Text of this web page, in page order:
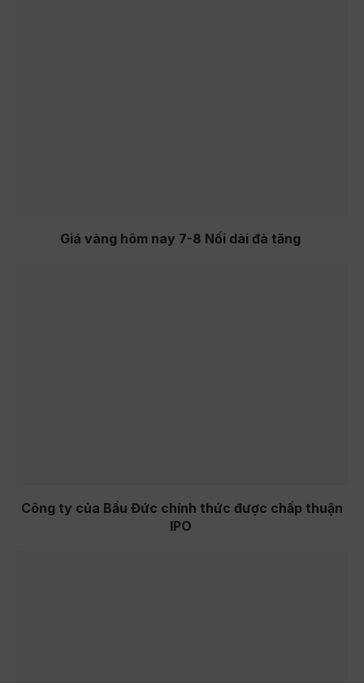
Giá vàng hôm nay 7-8 Nối dài đà tăng
Công ty của Bầu Đức chính thức được chấp thuận
IPO